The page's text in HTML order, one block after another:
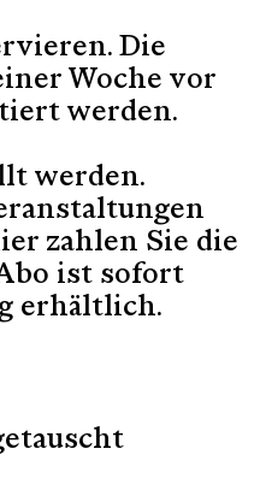
Die
Woche vor
werden.
werden.
zahlen Sie die
ist sofort
erhältlich.